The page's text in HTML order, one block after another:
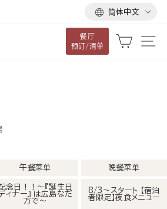
语
言
简体中文
餐厅
预订/清单
大车
午餐菜单 晚餐菜单
念日！！～『誕生日
ィナー』 は広島なだ
万で～
8/3～スタート 【宿泊
者限定】夜食メニュー